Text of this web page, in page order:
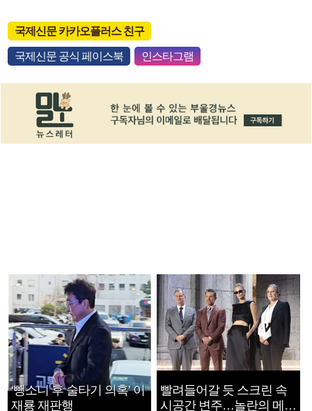
국제신문 카카오플러스 친구
국제신문 공식 페이스북 인스타그램
‘뺑소니 후 술타기 의혹’ 이
재룡 재판행
빨려들어갈 듯 스크린 속
시공간 변주…놀란의 메시